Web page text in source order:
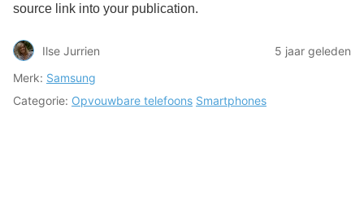
source link into your publication.
Ilse Jurrien
5 jaar geleden
Merk: Samsung
Categorie: Opvouwbare telefoons Smartphones